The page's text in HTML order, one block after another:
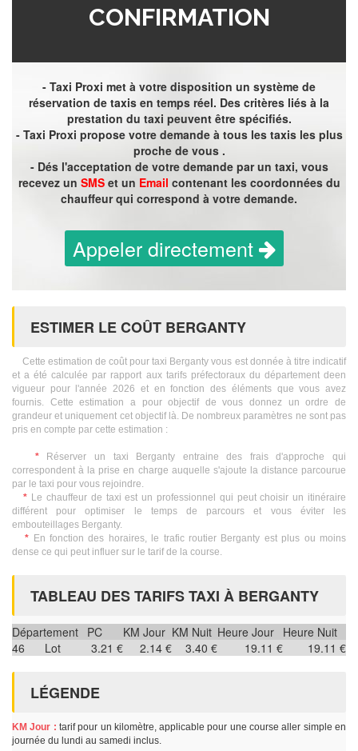
CONFIRMATION
- Taxi Proxi met à votre disposition un système de
réservation de taxis en temps réel. Des critères liés à la
prestation du taxi peuvent être spécifiés.
- Taxi Proxi propose votre demande à tous les taxis les plus
proche de vous .
- Dés l'acceptation de votre demande par un taxi, vous
recevez un SMSet un Email contenant les coordonnées du
chauffeur qui correspond à votre demande.
Appeler directement
ESTIMER LE COÛT BERGANTY
Cette estimation de coût pour taxi Berganty vous est donnée à titre indicatif
et a été calculée par rapport aux tarifs préfectoraux du département deen
vigueur pour l'année 2026 et en fonction des éléments que vous avez
fournis. Cette estimation a pour objectif de vous donnez un ordre de
grandeur et uniquement cet objectif là. De nombreux paramètres ne sont pas
pris en compte par cette estimation :
*Réserver un taxi Berganty entraine des frais d'approche qui
correspondent à la prise en charge auquelle s'ajoute la distance parcourue
par le taxi pour vous rejoindre.
* Le chauffeur de taxi est un professionnel qui peut choisir un itinéraire
différent pour optimiser le temps de parcours et vous éviter les
embouteillages Berganty.
* En fonction des horaires, le trafic routier Berganty est plus ou moins
dense ce qui peut influer sur le tarif de la course.
TABLEAU DES TARIFS TAXI À BERGANTY
Département PC KM Jour KM Nuit Heure Jour Heure Nuit
46
Lot 3.21 € 2.14 € 3.40 € 19.11 € 19.11 €
LÉGENDE
KM Jour : tarif pour un kilomètre, applicable pour une course aller simple en
journée du lundi au samedi inclus.